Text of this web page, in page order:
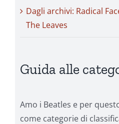
Dagli archivi: Radical
The Leaves
Guida alle
Amo i Beatles e per
come categorie di